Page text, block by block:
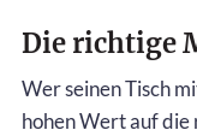
Die richtige
Wer seinen Tisch
hohen Wert auf die